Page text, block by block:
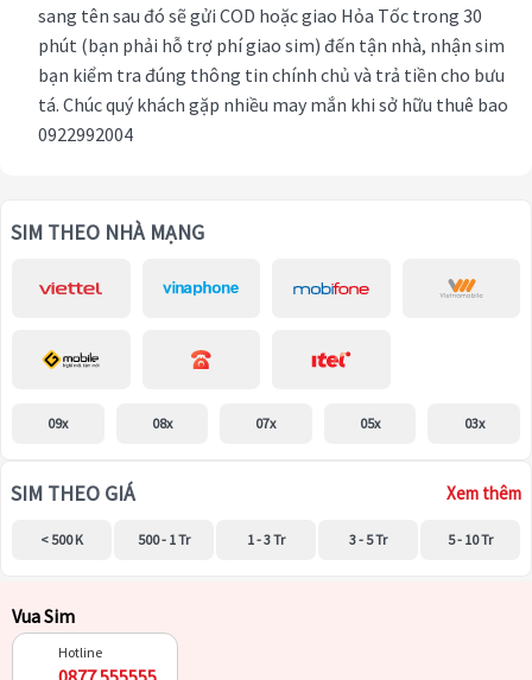
sang tên sau đó sẽ gửi COD hoặc giao Hỏa Tốc trong 30
phút (bạn phải hỗ trợ phí giao sim) đến tận nhà, nhận sim
bạn kiểm tra đúng thông tin chính chủ và trả tiền cho bưu
tá. Chúc quý khách gặp nhiều may mắn khi sở hữu thuê bao
0922992004
SIM THEO NHÀ MẠNG
09x 08x 07x 05x 03x
SIM THEO GIÁ Xem thêm
< 500 K 500 - 1 Tr 1 - 3 Tr 3 - 5 Tr 5 - 10 Tr
Vua Sim
Hotline